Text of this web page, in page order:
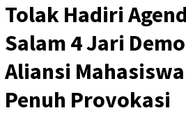
Tolak Hadiri
Salam 4 Jari
Aliansi
Penuh Provokasi